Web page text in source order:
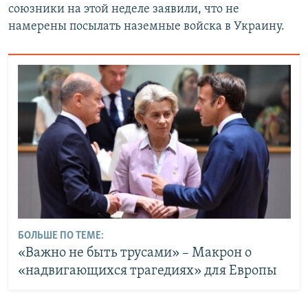
союзники на этой неделе заявили, что не
намерены посылать наземные войска в Украину.
БОЛЬШЕ ПО ТЕМЕ:
«Важно не быть трусами» – Макрон о
«надвигающихся трагедиях» для Европы